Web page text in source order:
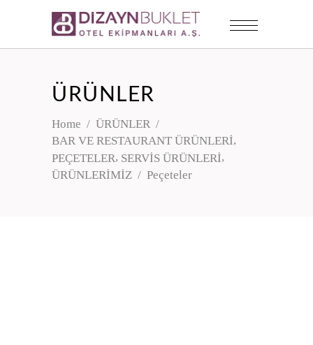
ÜRÜNLER
Home / ÜRÜNLER /
BAR VE RESTAURANT ÜRÜNLERİ,
PEÇETELER, SERVİS ÜRÜNLERİ,
ÜRÜNLERİMİZ / Peçeteler